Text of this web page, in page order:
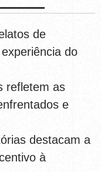
de
do
refletem as
e
destacam a
à